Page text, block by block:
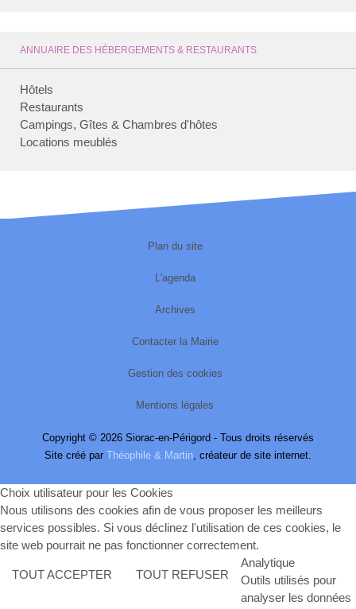
ANNUAIRE DES HÉBERGEMENTS & RESTAURANTS
Hôtels
Restaurants
Campings, Gîtes & Chambres d'hôtes
Locations meublés
Plan du site
L'agenda
Archives
Contacter la Mairie
Gestion des cookies
Mentions légales
Copyright © 2026 Siorac-en-Périgord - Tous droits réservés
Site créé par Théophile & Martin, créateur de site internet.
Choix utilisateur pour les Cookies
Nous utilisons des cookies afin de vous proposer les meilleurs
services possibles. Si vous déclinez l'utilisation de ces cookies, le
site web pourrait ne pas fonctionner correctement.
TOUT ACCEPTER TOUT REFUSER
Analytique
Outils utilisés pour
analyser les données